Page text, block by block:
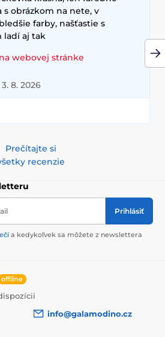
obrázkom na nete, v
farby, našťastie s
ladí aj tak
webovej stránke
8. 2026
Prečítajte si
recenzie
Prihlásiť
a kedykoľvek sa môžete z newslettera
offline
info@galamodino.cz